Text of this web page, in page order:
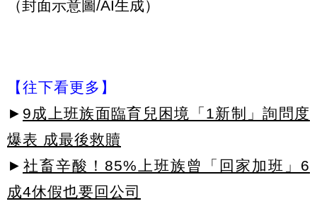
（封面示意圖/AI生成）
【往下看更多】
► 9成上班族面臨育兒困境「1新制」詢問度
爆表 成最後救贖
► 社畜辛酸！85%上班族曾「回家加班」6
成4休假也要回公司